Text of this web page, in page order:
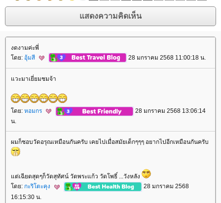
งดงามค่ะพี่
ดย: อุ้มสี 28 มกราคม 2568 11:00:18 น.
วะมาเยี่ยมชมจ้า
ดย: หอมกร
28 มกราคม 2568 13:06:14
น.
ผมก็ชอบวัดอรุณเหมือนกันครับ เคยไปเมื่อสมัยเด็กๆๆๆ อยากไปอีกเหมือนกันครับ
ต่เฉียดสุดๆก็วัดสุทัศน์ วัดพระแก้ว วัดโพธิ์ ...วังหลัง
ดย: กะริโตะคุง
28 มกราคม 2568
16:15:30 น.